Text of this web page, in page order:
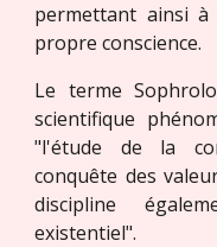
permettant ainsi
propre conscience.
Le terme
scientifique
"l'étude de la
conquête des
discipline
existentiel".